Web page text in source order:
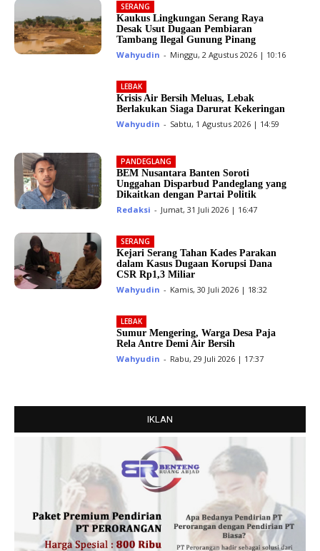
SERANG
Kaukus Lingkungan Serang Raya
Desak Usut Dugaan Pembiaran
Tambang Ilegal Gunung Pinang
Wahyudin - Minggu, 2 Agustus 2026 | 10:16
LEBAK
Krisis Air Bersih Meluas, Lebak
Berlakukan Siaga Darurat Kekeringan
Wahyudin - Sabtu, 1 Agustus 2026 | 14:59
PANDEGLANG
BEM Nusantara Banten Soroti
Unggahan Disparbud Pandeglang yang
Dikaitkan dengan Partai Politik
Redaksi - Jumat, 31 Juli 2026 | 16:47
SERANG
Kejari Serang Tahan Kades Parakan
dalam Kasus Dugaan Korupsi Dana
CSR Rp1,3 Miliar
Wahyudin - Kamis, 30 Juli 2026 | 18:32
LEBAK
Sumur Mengering, Warga Desa Paja
Rela Antre Demi Air Bersih
Wahyudin - Rabu, 29 Juli 2026 | 17:37
IKLAN